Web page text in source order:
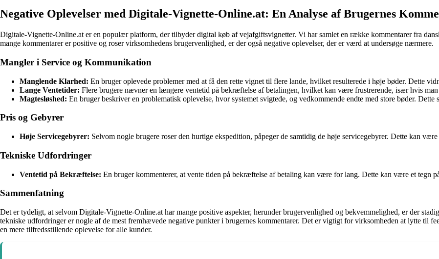
Negative Oplevelser med Digitale-Vignette-Online.at: En Analyse af Brugernes
Digitale-Vignette-Online.at er en populær platform, der tilbyder digital køb af vejafgiftsvignetter. Vi har samlet en række kommentarer fra
mange kommentarer er positive og roser virksomhedens brugervenlighed, er der også negative oplevelser, der er værd at undersøge nærmere.
Mangler i Service og Kommunikation
Manglende Klarhed: En bruger oplevede problemer med at få den rette vignet til flere lande, hvilket resulterede i høje bøder. Dette
Lange Ventetider: Flere brugere nævner en længere ventetid på bekræftelse af betalingen, hvilket kan være frustrerende, især hvis
Magtesløshed: En bruger beskriver en problematisk oplevelse, hvor systemet svigtede, og vedkommende endte med store bøder.
Pris og Gebyrer
Høje Servicegebyrer: Selvom nogle brugere roser den hurtige ekspedition, påpeger de samtidig de høje servicegebyrer. Dette kan
Tekniske Udfordringer
Ventetid på Bekræftelse: En bruger kommenterer, at vente tiden på bekræftelse af betaling kan være for lang. Dette kan være et tegn
Sammenfatning
Det er tydeligt, at selvom Digitale-Vignette-Online.at har mange positive aspekter, herunder brugervenlighed og bekvemmelighed, er der
tekniske udfordringer er nogle af de mest fremhævede negative punkter i brugernes kommentarer. Det er vigtigt for virksomheden at lytte til
en mere tilfredsstillende oplevelse for alle kunder.